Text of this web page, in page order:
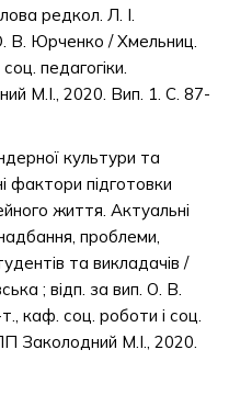
редкол. Л. І.
В. Юрченко / Хмельниц.
педагогіки.
М.І., 2020. Вип. 1. С. 87-
культури та
фактори підготовки
життя. Актуальні
проблеми,
та викладачів /
; відп. за вип. О. В.
каф. соц. роботи і соц.
Заколодний М.І., 2020.